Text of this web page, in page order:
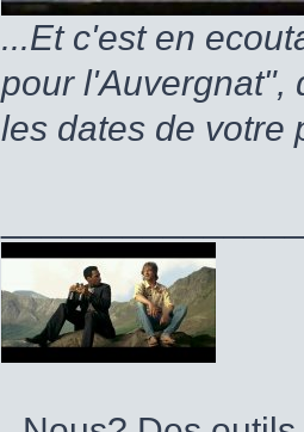
...Et c'est en
pour l'Auvergnat",
les dates de votre